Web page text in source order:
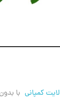
لایت کمپانی با